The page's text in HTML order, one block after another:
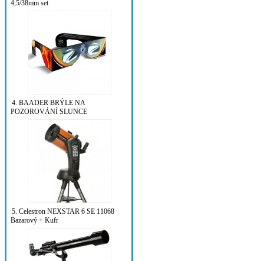
4,5/38mm set
4. BAADER BRÝLE NA
POZOROVÁNÍ SLUNCE
5. Celestron NEXSTAR 6 SE 11068
Bazarový + Kufr